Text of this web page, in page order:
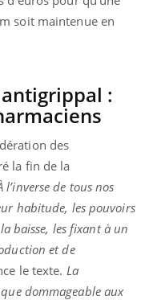
soit maintenue en
:
des
la fin de la
l’inverse de tous nos
habitude, les pouvoirs
baisse, les fixant à un
et de
le texte. La
dommageable aux